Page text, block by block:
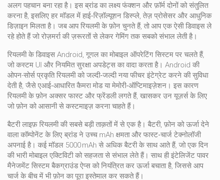
अलग पहचान बना रहा है। इस ब्रांड का लक्ष्य फंक्शन और फ़ॉर्म दोनों को संतुलित
करना है, इसलिए हर मॉडल में हाई‑रिज़ॉल्यूशन डिस्प्ले, तेज़ प्रोसेसर और आधुनिक
डिज़ाइन मिलता है। जब आप रियलमी के फ़ोन चुनते हैं, तो आप एक ऐसी डिवाइस ले
रहे होते हैं जो रोज़मर्रा की ज़रूरतों से लेकर गेमिंग तक सबको संभाल लेती है।
रियलमी के डिवाइस Android, गूगल का मोबाइल ऑपरेटिंग सिस्टम पर चलते हैं,
जो कस्टम UI और नियमित सुरक्षा अपडेट्स का वादा करता है। Android की
ओपन-सोर्स प्रकृति रियलमी को जल्दी‑जल्दी नया फीचर इंटेग्रेट करने की सुविधा
देती है, जैसे एआई‑आधारित कैमरा मोड या मेमोरी‑ऑप्टिमाइज़ेशन। इस कारण
रियलमी के फ़ोन अक्सर फास्ट और फ्रेंडली लगते हैं, खासकर उन यूज़र्स के लिए
जो फ़ोन को आसानी से कस्टमाइज़ करना चाहते हैं।
बैटरी लाइफ़ रियलमी की सबसे बड़ी ताक़तों में से एक है। बैटरी, फ़ोन को ऊर्जा देने
वाला कॉम्पोनेंट के लिए ब्रांड ने उच्च mAh क्षमता और फास्ट‑चार्ज टेक्नोलॉजी
अपनाई है। कई मॉडल 5000 mAh से अधिक बैटरी के साथ आते हैं, जो एक दिन
की भारी मोबाइल एक्टिविटी को सहजता से संभाल लेते हैं। साथ ही इंटेलिजेंट पावर
मैनेजमेंट सिस्टम बैकग्राउंड ऐप्स को नियंत्रित कर ऊर्जा बचाता है, जिससे आप
चार्ज के बीच में भी फ़ोन का पूरा इस्तेमाल कर सकते हैं।